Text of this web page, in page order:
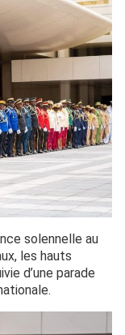
solennelle au
les hauts
d’une parade